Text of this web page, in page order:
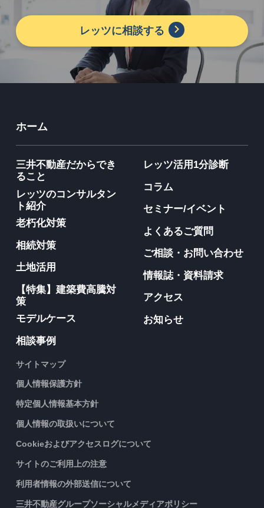
レッツに相談する
ホーム
三井不動産だからでき
ること
レッツのコンサルタン
ト紹介
老朽化対策
相続対策
土地活用
【特集】建築費高騰対
策
モデルケース
相談事例
レッツ活用1分診断
コラム
セミナー/イベント
よくあるご質問
ご相談・お問い合わせ
情報誌・資料請求
アクセス
お知らせ
サイトマップ
個人情報保護方針
特定個人情報基本方針
個人情報の取扱いについて
Cookieおよびアクセスログについて
サイトのご利用上の注意
利用者情報の外部送信について
三井不動産グループソーシャルメディアポリシー